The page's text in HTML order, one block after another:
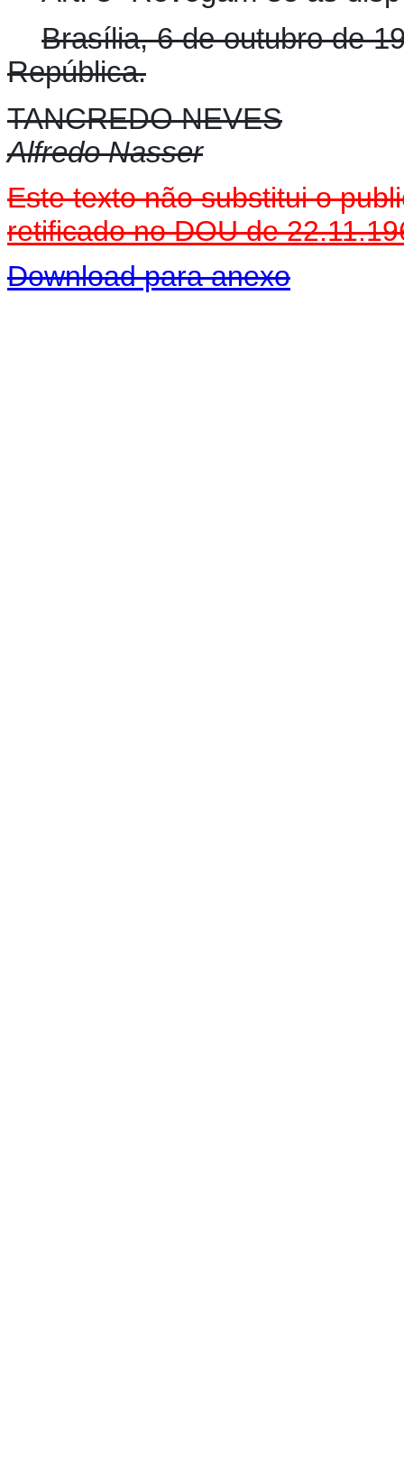
Brasília, 6 de outubro de
República.
TANCREDO NEVES
Alfredo Nasser
Este texto não substitui o
retificado no DOU de
Download para anexo